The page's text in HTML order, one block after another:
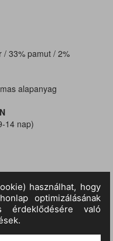
/ 33% pamut / 2%
alapanyag
14 nap)